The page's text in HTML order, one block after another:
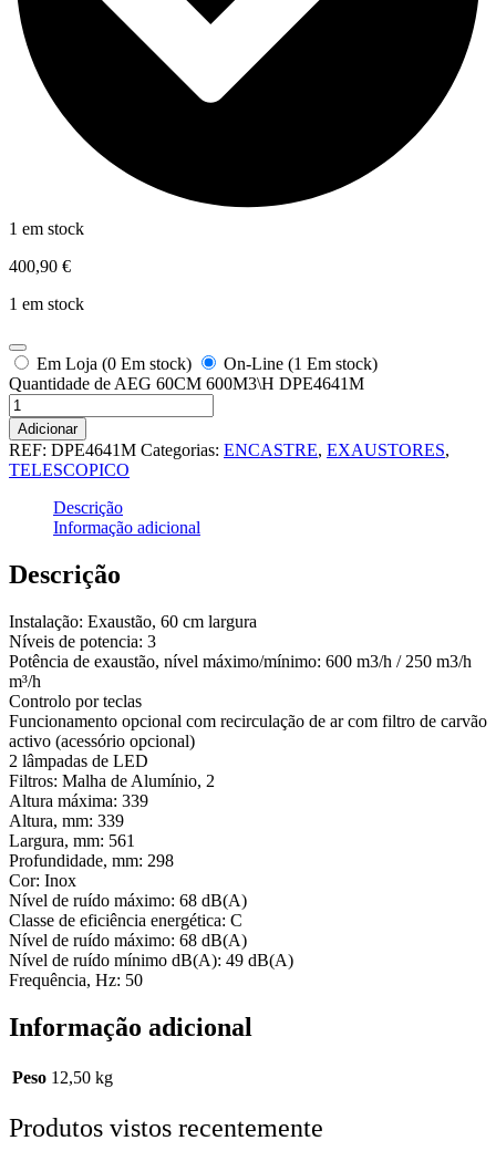
1 em stock
400,90 €
1 em stock
Em Loja (0 Em stock)
On-Line (1 Em stock)
Quantidade de AEG 60CM 600M3\H DPE4641M
Adicionar
REF: DPE4641M Categorias: ENCASTRE, EXAUSTORES,
TELESCOPICO
Descrição
Informação adicional
Descrição
Instalação: Exaustão, 60 cm largura
Níveis de potencia: 3
Potência de exaustão, nível máximo/mínimo: 600 m3/h / 250 m3/h
m³/h
Controlo por teclas
Funcionamento opcional com recirculação de ar com filtro de carvão
activo (acessório opcional)
2 lâmpadas de LED
Filtros: Malha de Alumínio, 2
Altura máxima: 339
Altura, mm: 339
Largura, mm: 561
Profundidade, mm: 298
Cor: Inox
Nível de ruído máximo: 68 dB(A)
Classe de eficiência energética: C
Nível de ruído máximo: 68 dB(A)
Nível de ruído mínimo dB(A): 49 dB(A)
Frequência, Hz: 50
Informação adicional
Peso 12,50 kg
Produtos vistos recentemente